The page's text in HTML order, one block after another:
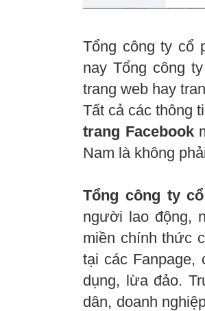
Tổng công ty cổ
nay Tổng công
trang web hay
Tất cả các thông
trang Facebook
Nam là không
Tổng công ty
người lao động,
miền chính thức
tại các
dụng, lừa đảo.
dân, doanh